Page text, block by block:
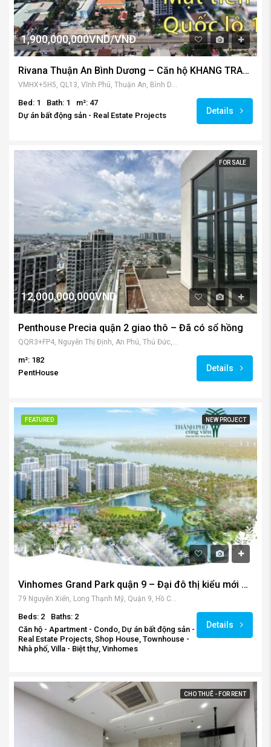
1,900,000,000VND/VNĐ
Rivana Thuận An Bình Dương – Căn hộ KHANG TRANG mặt tiền QL.13
VMHX+5H5, QL13, Vĩnh Phú, Thuận An, Bình Dương, Việt Nam
Bed: 1 Bath: 1
m²: 47
Dự án bất động sản - Real Estate Projects
Details
FOR SALE
12,000,000,000VND
Penthouse Precia quận 2 giao thô – Đã có sổ hồng
m²: 182
PentHouse
Details
FEATURED NEW PROJECT
Vinhomes Grand Park quận 9 – Đại đô thị kiểu mới cho cư dân thành phố
79 Nguyễn Xiển, Long Thạnh Mỹ, Quận 9, Hồ Chí Minh 70000, Vietnam
Beds: 2
Baths: 2
Căn hộ - Apartment - Condo, Dự án bất động sản -
Real Estate Projects, Shop House, Townhouse -
Nhà phố, Villa - Biệt thự, Vinhomes
Details
CHO THUÊ - FOR RENT